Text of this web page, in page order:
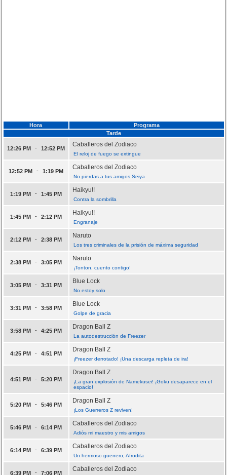
Hora
Programa
Tarde
12:26 PM - 12:52 PM
Caballeros del Zodiaco
El reloj de fuego se extingue
12:52 PM - 1:19 PM
Caballeros del Zodiaco
No pierdas a tus amigos Seiya
1:19 PM - 1:45 PM
Haikyu!!
Contra la sombrilla
1:45 PM - 2:12 PM
Haikyu!!
Engranaje
2:12 PM - 2:38 PM
Naruto
Los tres criminales de la prisión de máxima seguridad
2:38 PM - 3:05 PM
Naruto
¡Tonton, cuento contigo!
3:05 PM - 3:31 PM
Blue Lock
No estoy solo
3:31 PM - 3:58 PM
Blue Lock
Golpe de gracia
3:58 PM - 4:25 PM
Dragon Ball Z
La autodestrucción de Freezer
4:25 PM - 4:51 PM
Dragon Ball Z
¡Freezer derrotado! ¡Una descarga repleta de ira!
4:51 PM - 5:20 PM
Dragon Ball Z
¡La gran explosión de Namekusei! ¡Goku desaparece en el
espacio!
5:20 PM - 5:46 PM
Dragon Ball Z
¡Los Guerreros Z reviven!
5:46 PM - 6:14 PM
Caballeros del Zodiaco
Adiós mi maestro y mis amigos
6:14 PM - 6:39 PM
Caballeros del Zodiaco
Un hermoso guerrero, Afrodita
6:39 PM - 7:06 PM
Caballeros del Zodiaco